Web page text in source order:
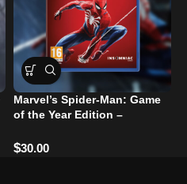
Marvel’s Spider-Man: Game
of the Year Edition –
$30.00